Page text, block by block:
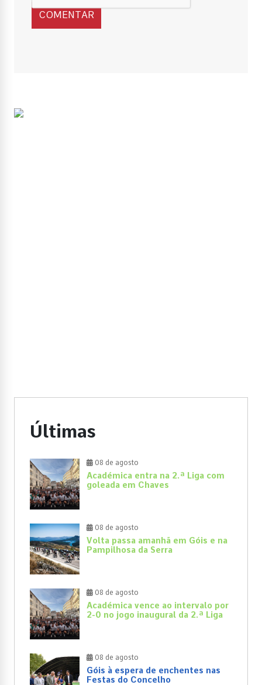
Últimas
08 de agosto
Académica entra na 2.ª Liga com
goleada em Chaves
08 de agosto
Volta passa amanhã em Góis e na
Pampilhosa da Serra
08 de agosto
Académica vence ao intervalo por
2-0 no jogo inaugural da 2.ª Liga
08 de agosto
Góis à espera de enchentes nas
Festas do Concelho